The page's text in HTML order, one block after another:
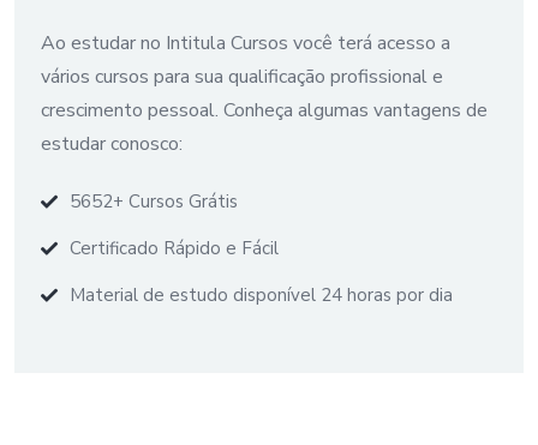
Ao estudar no Intitula Cursos você terá acesso a
vários cursos para sua qualificação profissional e
crescimento pessoal. Conheça algumas vantagens de
estudar conosco:
5652+ Cursos Grátis
Certificado Rápido e Fácil
Material de estudo disponível 24 horas por dia